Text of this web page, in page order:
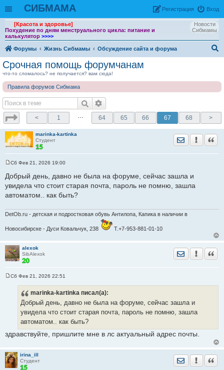
СИБМАМА Вход
Рeгиcтpaция
Новости
Сибмамы
[Красота и здоровье]
Похудение по дням менструального цикла: питание и
калькулятор >>>>
Форумы Жизнь Сибмамы
Обсуждение сайта и форума
Срочная помощь форумчанам
что-то сломалось? не получается? вам сюда!
Правила форумов Сибмама
< 1 … 64 65 66 67 68 >
marinka-kartinka
Студент
Отправить
о
б
е
и
е
Сб Фев 21, 2026 19:00
Добрый день, давно не была на форуме, сейчас зашла и
увидела что стоит старая почта, пароль не помню, зашла
автоматом.. как быть?
DetOb.ru - детская и подростковая обувь Антилопа, Капика в наличии в
Новосибирске - Дуси Ковальчук, 238 Т.+7-953-881-01-10
alexok
SibAlexok
Отправить
Сб Фев 21, 2026 22:51
marinka-kartinka писал(а):
Добрый день, давно не была на форуме, сейчас зашла и
увидела что стоит старая почта, пароль не помню, зашла
автоматом.. как быть?
здравствуйте, пришлите мне в лс актуальный адрес почты.
irina_ill
Студент
Отправить